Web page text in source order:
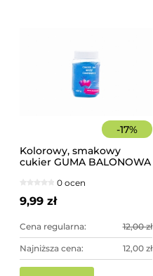
-17%
Kolorowy, smakowy
cukier GUMA BALONOWA
0 ocen
9,99 zł
Cena regularna: 12,00 zł
Najniższa cena: 12,00 zł